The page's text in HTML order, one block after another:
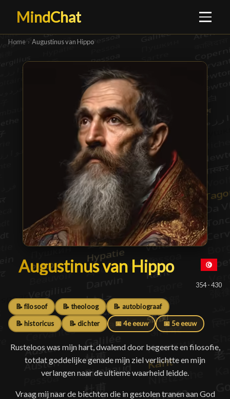
MindChat
Home › Augustinus van Hippo
Augustinus van Hippo
Augustinus van Hippo█
354 - 430
📝 filosoof 📝 theoloog 📝 autobiograaf
📝 historicus 📝 dichter 📅 4e eeuw 📅 5e eeuw
Rusteloos was mijn hart, dwalend door begeerte en filosofie,
totdat goddelijke genade mijn ziel verlichtte en mijn
verlangen naar de ultieme waarheid leidde.
Vraag mij naar de biechten die in gestolen tranen aan God